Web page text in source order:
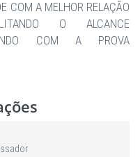
COM A MELHOR RELAÇÃO
O ALCANCE
COM A PROVA